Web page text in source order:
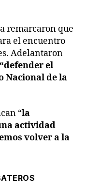
remarcaron que
el encuentro
Adelantaron
“defender el
Nacional de la
“la
actividad
volver a la